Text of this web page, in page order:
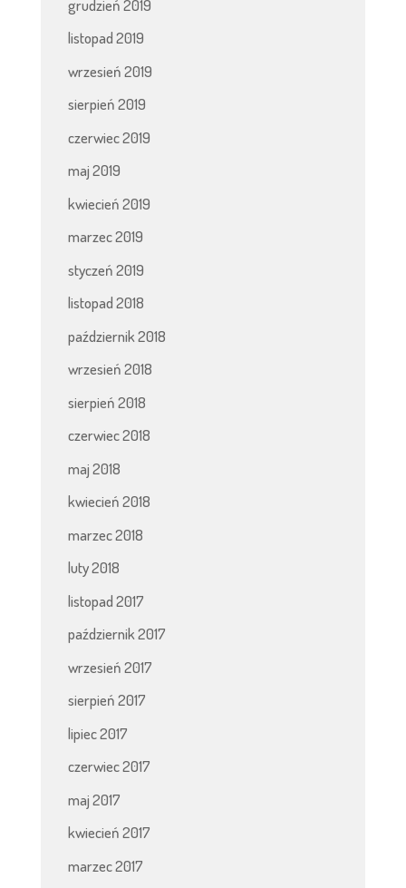
grudzień 2019
listopad 2019
wrzesień 2019
sierpień 2019
czerwiec 2019
maj 2019
kwiecień 2019
marzec 2019
styczeń 2019
listopad 2018
październik 2018
wrzesień 2018
sierpień 2018
czerwiec 2018
maj 2018
kwiecień 2018
marzec 2018
luty 2018
listopad 2017
październik 2017
wrzesień 2017
sierpień 2017
lipiec 2017
czerwiec 2017
maj 2017
kwiecień 2017
marzec 2017